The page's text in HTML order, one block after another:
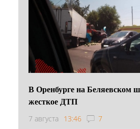
В Оренбурге на Беляевском
жесткое ДТП
7 августа 13:46 7